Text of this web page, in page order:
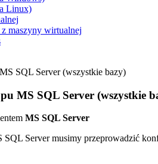
Linux)
maszyny wirtualnej
SQL Server (wszystkie bazy)
MS SQL Server (wszystkie
MS SQL Server
SQL Server musimy przeprowadzić